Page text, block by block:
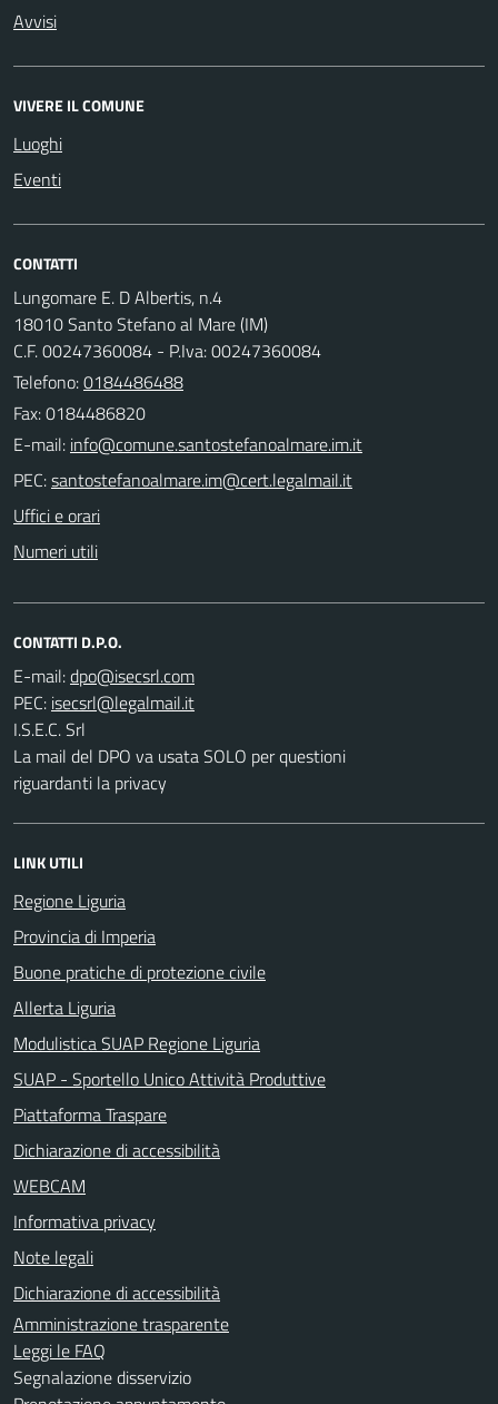
Avvisi
VIVERE IL COMUNE
Luoghi
Eventi
CONTATTI
Lungomare E. D Albertis, n.4
18010 Santo Stefano al Mare (IM)
C.F. 00247360084 - P.Iva: 00247360084
Telefono:0184486488
Fax: 0184486820
E-mail:
PEC:
Uffici e orari
Numeri utili
CONTATTI D.P.O.
E-mail:
PEC:
I.S.E.C. Srl
La mail del DPO va usata SOLO per questioni
riguardanti la privacy
LINK UTILI
Regione Liguria
Provincia di Imperia
Buone pratiche di protezione civile
Allerta Liguria
Modulistica SUAP Regione Liguria
SUAP - Sportello Unico Attività Produttive
Piattaforma Traspare
Dichiarazione di accessibilità
WEBCAM
Informativa privacy
Note legali
Dichiarazione di accessibilità
Amministrazione trasparente
Leggi le FAQ
Segnalazione disservizio